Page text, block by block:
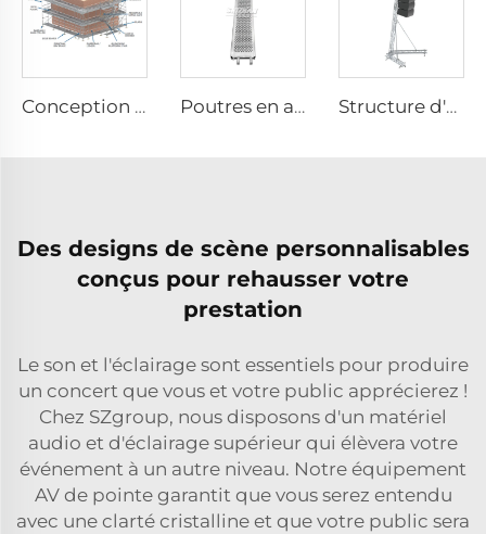
Conception de projet de système d'échafaudage pour le bâtiment Poutres en aluminium pour échafaudage Structure d'enceinte
Des designs de scène personnalisables
conçus pour rehausser votre
prestation
Le son et l'éclairage sont essentiels pour produire
un concert que vous et votre public apprécierez !
Chez SZgroup, nous disposons d'un matériel
audio et d'éclairage supérieur qui élèvera votre
événement à un autre niveau. Notre équipement
AV de pointe garantit que vous serez entendu
avec une clarté cristalline et que votre public sera